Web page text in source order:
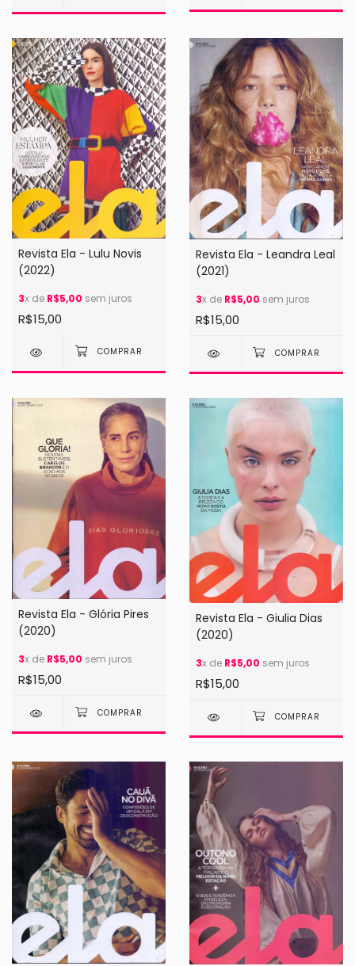
Revista Ela - Lulu Novis
(2022)
3x de R$5,00 sem juros
R$15,00
Revista Ela - Leandra Leal
(2021)
3x de R$5,00 sem juros
R$15,00
Revista Ela - Glória Pires
(2020)
3x de R$5,00 sem juros
R$15,00
Revista Ela - Giulia Dias
(2020)
3x de R$5,00 sem juros
R$15,00